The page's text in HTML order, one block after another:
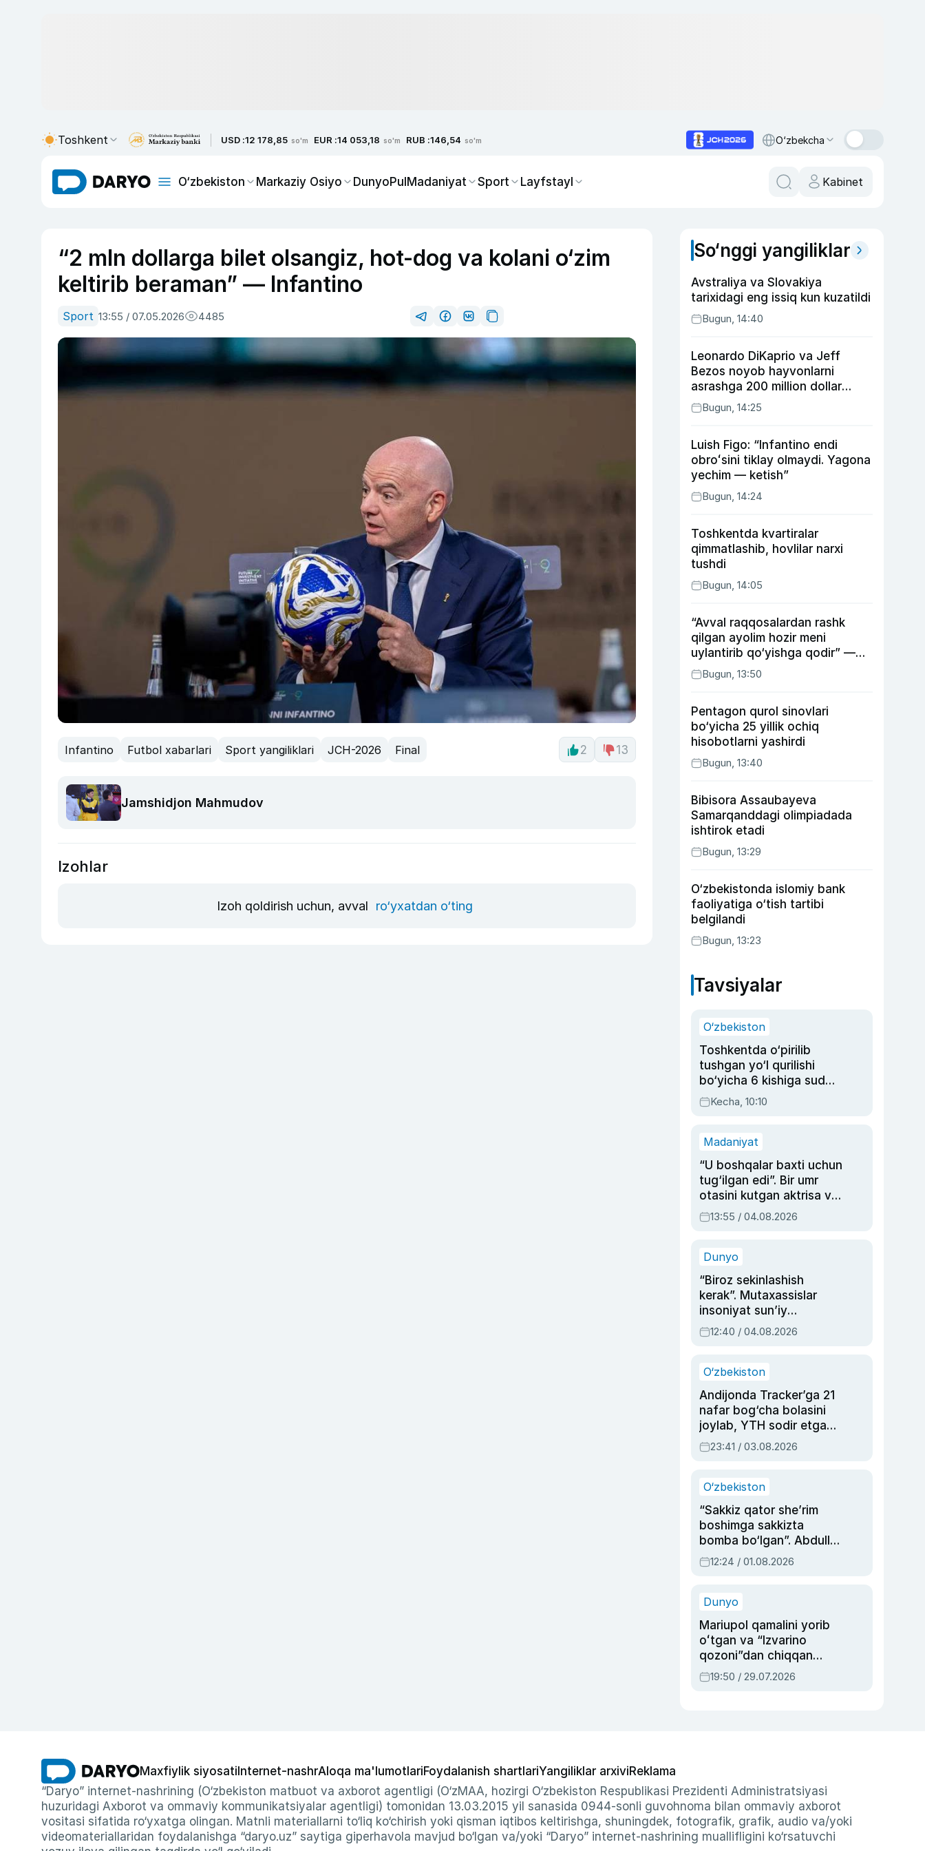
Toshkent USD :12 178,85 so'm EUR :14 053,18 so'm RUB :146,54 so'm O‘zbekcha
O‘zbekiston Markaziy Osiyo DunyoPulMadaniyat Sport Layfstayl Kabinet
“2 mln dollarga bilet olsangiz, hot-dog va kolani o‘zim
keltirib beraman” — Infantino
Sport 13:55 / 07.05.2026 4485
Infantino Futbol xabarlari Sport yangiliklari JCH-2026 Final 2 13
Jamshidjon Mahmudov
Izohlar
Izoh qoldirish uchun, avval ro‘yxatdan o‘ting
So‘nggi yangiliklar
Avstraliya va Slovakiya
tarixidagi eng issiq kun kuzatildi
Bugun, 14:40
Leonardo DiKaprio va Jeff
Bezos noyob hayvonlarni
asrashga 200 million dollar
ajratdi
Bugun, 14:25
Luish Figo: “Infantino endi
obroʻsini tiklay olmaydi. Yagona
yechim — ketish”
Bugun, 14:24
Toshkentda kvartiralar
qimmatlashib, hovlilar narxi
tushdi
Bugun, 14:05
“Avval raqqosalardan rashk
qilgan ayolim hozir meni
uylantirib qo‘yishga qodir” —
Anvar Sobirov davlat ishidagi
faoliyati va o‘g‘il tarbiyasidagi
Bugun, 13:50
Pentagon qurol sinovlari
bo‘yicha 25 yillik ochiq
hisobotlarni yashirdi
Bugun, 13:40
Bibisora Assaubayeva
Samarqanddagi olimpiadada
ishtirok etadi
Bugun, 13:29
O‘zbekistonda islomiy bank
faoliyatiga o‘tish tartibi
belgilandi
Bugun, 13:23
Tavsiyalar
O‘zbekiston
Toshkentda o‘pirilib
tushgan yo‘l qurilishi
bo‘yicha 6 kishiga sud
hukmi o‘qildi
Kecha, 10:10
Madaniyat
“U boshqalar baxti uchun
tug‘ilgan edi”. Bir umr
otasini kutgan aktrisa va
dublyaj ustasi Rimma
Ahmedovaning
13:55 / 04.08.2026
Dunyo
“Biroz sekinlashish
kerak”. Mutaxassislar
insoniyat sun’iy
intellektni boshqara
olmay qolishidan xavotir
12:40 / 04.08.2026
O‘zbekiston
Andijonda Tracker’ga 21
nafar bog‘cha bolasini
joylab, YTH sodir etgan
ayolga sud hukmi o‘qildi
23:41 / 03.08.2026
O‘zbekiston
“Sakkiz qator she’rim
boshimga sakkizta
bomba bo‘lgan”. Abdulla
Oripovni siyosiy
ayblovlardan asrab
12:24 / 01.08.2026
Dunyo
Mariupol qamalini yorib
oʻtgan va “Izvarino
qozoni”dan chiqqan
qahramon — Ukraina
armiyasi bosh
19:50 / 29.07.2026
Maxfiylik siyosati Internet-nashrAloqa ma'lumotlariFoydalanish shartlariYangiliklar arxiviReklama
“Daryo” internet-nashrining (O‘zbekiston matbuot va axborot agentligi (O‘zMAA, hozirgi O‘zbekiston Respublikasi Prezidenti Administratsiyasi
huzuridagi Axborot va ommaviy kommunikatsiyalar agentligi) tomonidan 13.03.2015 yil sanasida 0944-sonli guvohnoma bilan ommaviy axborot
vositasi sifatida ro‘yxatga olingan. Matnli materiallarni to‘liq ko‘chirish yoki qisman iqtibos keltirishga, shuningdek, fotografik, grafik, audio va/yoki
videomateriallaridan foydalanishga “daryo.uz” saytiga giperhavola mavjud bo‘lgan va/yoki “Daryo” internet-nashrining muallifligini ko‘rsatuvchi